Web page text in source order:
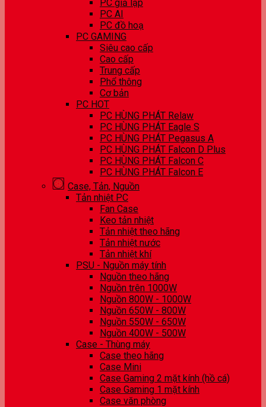
PC giả lập
PC AI
PC đồ hoạ
PC GAMING
Siêu cao cấp
Cao cấp
Trung cấp
Phổ thông
Cơ bản
PC HOT
PC HÙNG PHÁT Relaw
PC HÙNG PHÁT Eagle S
PC HÙNG PHÁT Pegasus A
PC HÙNG PHÁT Falcon D Plus
PC HÙNG PHÁT Falcon C
PC HÙNG PHÁT Falcon E
Case, Tản, Nguồn
Tản nhiệt PC
Fan Case
Keo tản nhiệt
Tản nhiệt theo hãng
Tản nhiệt nước
Tản nhiệt khí
PSU - Nguồn máy tính
Nguồn theo hãng
Nguồn trên 1000W
Nguồn 800W - 1000W
Nguồn 650W - 800W
Nguồn 550W - 650W
Nguồn 400W - 500W
Case - Thùng máy
Case theo hãng
Case Mini
Case Gaming 2 mặt kính (hồ cá)
Case Gaming 1 mặt kính
Case văn phòng